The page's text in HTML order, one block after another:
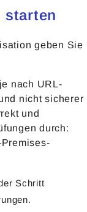
starten
geben Sie
nach URL-
nicht sicherer
und
durch:
Schritt